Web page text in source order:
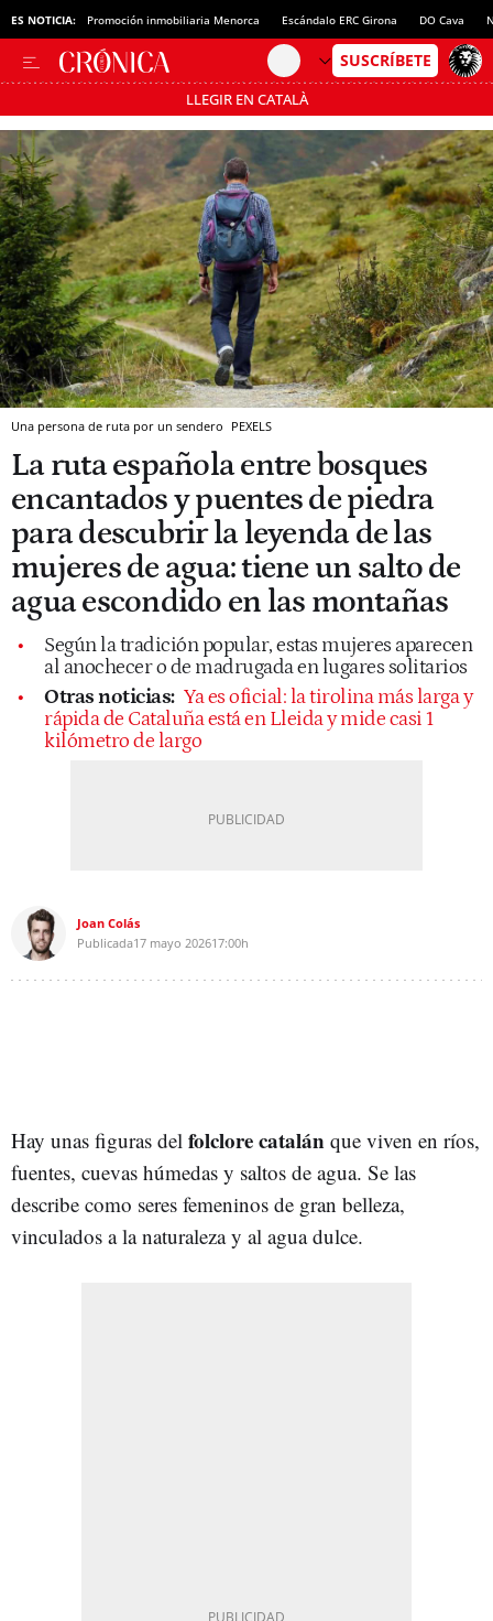
ES NOTICIA: Promoción inmobiliaria Menorca Escándalo ERC Girona DO Cava
LLEGIR EN CATALÀ
Pásate al MODO AHORRO
Una persona de ruta por un sendero PEXELS
La ruta española entre bosques
encantados y puentes de piedra
para descubrir la leyenda de las
mujeres de agua: tiene un salto de
agua escondido en las montañas
Según la tradición popular, estas mujeres aparecen
al anochecer o de madrugada en lugares solitarios
Otras noticias: Ya es oficial: la tirolina más larga y
rápida de Cataluña está en Lleida y mide casi 1
kilómetro de largo
Joan Colás
Publicada17 mayo 202617:00h
Hay unas figuras del folclore catalán que viven en ríos,
fuentes, cuevas húmedas y saltos de agua. Se las
describe como seres femeninos de gran belleza,
vinculados a la naturaleza y al agua dulce.